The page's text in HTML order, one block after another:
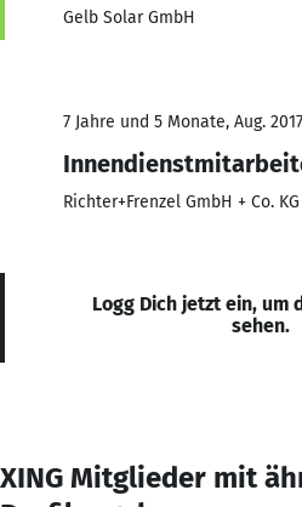
Gelb Solar GmbH
7 Jahre und 5 Monate, Aug.
Richter+Frenzel GmbH + Co. KG
Logg Dich jetzt ein, um
sehen.
XING Mitglieder mit